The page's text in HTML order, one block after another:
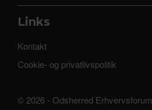
Links
Kontakt
Cookie- og privatlivspolitik
© 2026 - Odsherred Erhvervsforum